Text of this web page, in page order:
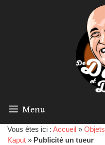
Menu
Vous êtes ici : Accueil » Objets
Kaput » Publicité un tueur